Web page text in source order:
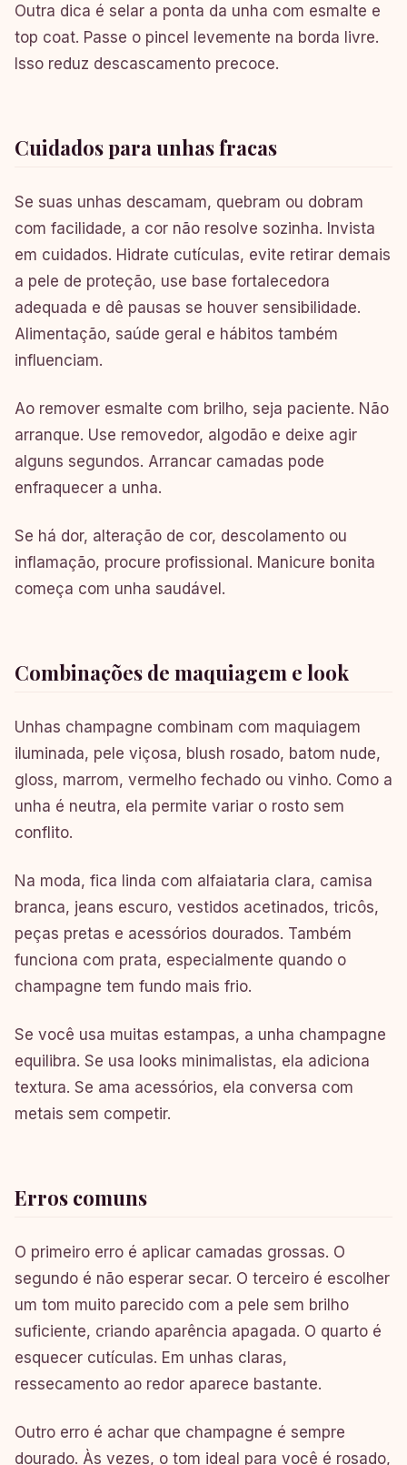
Outra dica é selar a ponta da unha com esmalte e
top coat. Passe o pincel levemente na borda livre.
Isso reduz descascamento precoce.
Cuidados para unhas fracas
Se suas unhas descamam, quebram ou dobram
com facilidade, a cor não resolve sozinha. Invista
em cuidados. Hidrate cutículas, evite retirar demais
a pele de proteção, use base fortalecedora
adequada e dê pausas se houver sensibilidade.
Alimentação, saúde geral e hábitos também
influenciam.
Ao remover esmalte com brilho, seja paciente. Não
arranque. Use removedor, algodão e deixe agir
alguns segundos. Arrancar camadas pode
enfraquecer a unha.
Se há dor, alteração de cor, descolamento ou
inflamação, procure profissional. Manicure bonita
começa com unha saudável.
Combinações de maquiagem e look
Unhas champagne combinam com maquiagem
iluminada, pele viçosa, blush rosado, batom nude,
gloss, marrom, vermelho fechado ou vinho. Como a
unha é neutra, ela permite variar o rosto sem
conflito.
Na moda, fica linda com alfaiataria clara, camisa
branca, jeans escuro, vestidos acetinados, tricôs,
peças pretas e acessórios dourados. Também
funciona com prata, especialmente quando o
champagne tem fundo mais frio.
Se você usa muitas estampas, a unha champagne
equilibra. Se usa looks minimalistas, ela adiciona
textura. Se ama acessórios, ela conversa com
metais sem competir.
Erros comuns
O primeiro erro é aplicar camadas grossas. O
segundo é não esperar secar. O terceiro é escolher
um tom muito parecido com a pele sem brilho
suficiente, criando aparência apagada. O quarto é
esquecer cutículas. Em unhas claras,
ressecamento ao redor aparece bastante.
Outro erro é achar que champagne é sempre
dourado. Às vezes, o tom ideal para você é rosado,